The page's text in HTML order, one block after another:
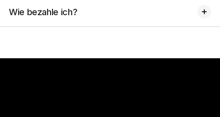
wir bei dir vor Ort. Du musst nichts machen.
Wie bezahle ich?